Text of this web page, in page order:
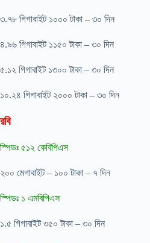
৩.৭৮ গিগাবাইট ১০০০ টাকা – ৩০ দিন
৪.৯৬ গিগাবাইট ১১৫০ টাকা – ৩০ দিন
৫.১২ গিগাবাইট ১৩০০ টাকা – ৩০ দিন
১০.২৪ গিগাবাইট ২০০০ টাকা – ৩০ দিন
রবি
স্পিডঃ ৫১২ কেবিপিএস
২০০ মেগাবাইট – ১০০ টাকা – ৭ দিন
স্পিডঃ ১ এমবিপিএস
১.৫ গিগাবাইট ৩৫০ টাকা – ৩০ দিন